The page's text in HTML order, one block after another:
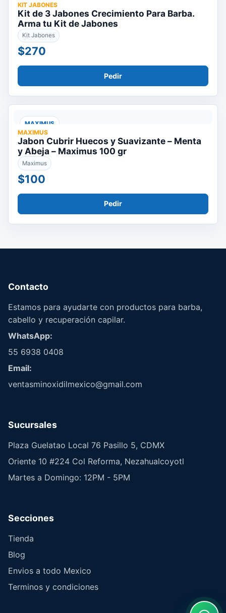
KIT JABONES
Kit de 3 Jabones Crecimiento Para Barba.
Arma tu Kit de Jabones
Kit Jabones
$270
Pedir
MAXIMUS
MAXIMUS
Jabon Cubrir Huecos y Suavizante – Menta
y Abeja – Maximus 100 gr
Maximus
$100
Pedir
Contacto
Estamos para ayudarte con productos para barba,
cabello y recuperación capilar.
WhatsApp:
55 6938 0408
Email:
ventasminoxidilmexico@gmail.com
Sucursales
Plaza Guelatao Local 76 Pasillo 5, CDMX
Oriente 10 #224 Col Reforma, Nezahualcoyotl
Martes a Domingo: 12PM - 5PM
Secciones
Tienda
Blog
Envios a todo Mexico
Terminos y condiciones